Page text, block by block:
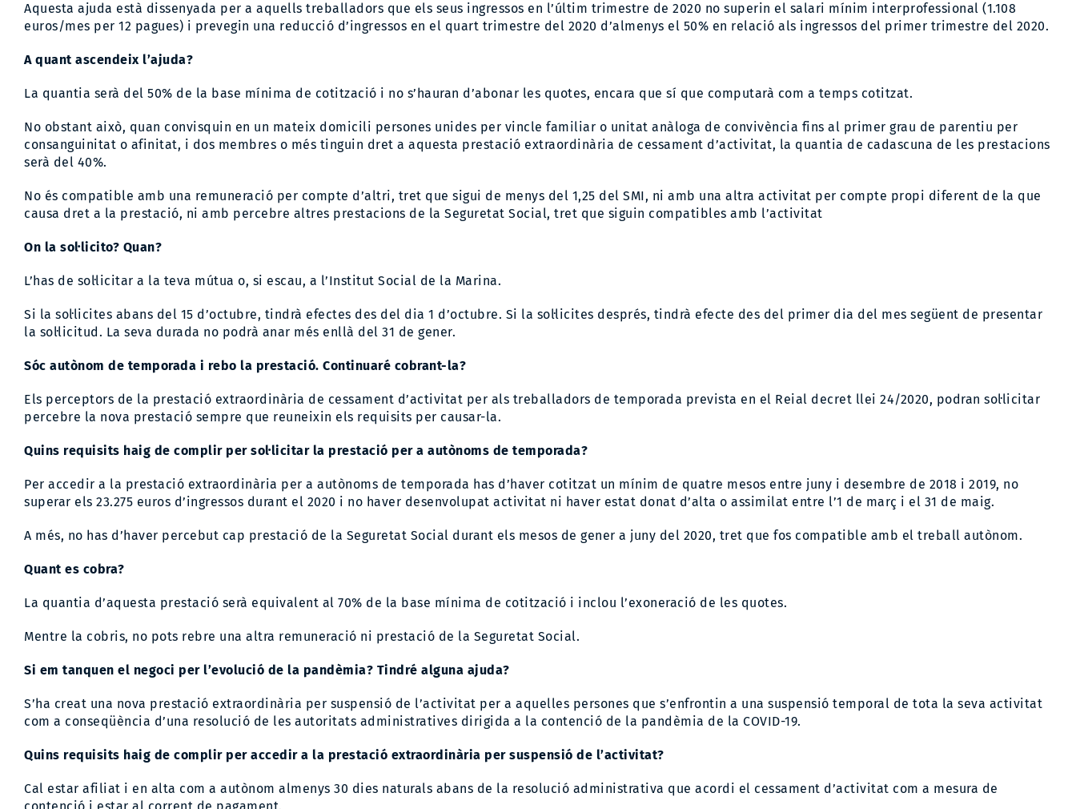
Aquesta ajuda està dissenyada per a aquells treballadors que els seus ingressos en l’últim trimestre de 2020 no superin el salari mínim interprofessional (1.108
euros/mes per 12 pagues) i prevegin una reducció d’ingressos en el quart trimestre del 2020 d’almenys el 50% en relació als ingressos del primer trimestre del 2020.
A quant ascendeix l’ajuda?
La quantia serà del 50% de la base mínima de cotització i no s’hauran d’abonar les quotes, encara que sí que computarà com a temps cotitzat.
No obstant això, quan convisquin en un mateix domicili persones unides per vincle familiar o unitat anàloga de convivència fins al primer grau de parentiu per
consanguinitat o afinitat, i dos membres o més tinguin dret a aquesta prestació extraordinària de cessament d’activitat, la quantia de cadascuna de les prestacions
serà del 40%.
No és compatible amb una remuneració per compte d’altri, tret que sigui de menys del 1,25 del SMI, ni amb una altra activitat per compte propi diferent de la que
causa dret a la prestació, ni amb percebre altres prestacions de la Seguretat Social, tret que siguin compatibles amb l’activitat
On la sol·licito? Quan?
L’has de sol·licitar a la teva mútua o, si escau, a l’Institut Social de la Marina.
Si la sol·licites abans del 15 d’octubre, tindrà efectes des del dia 1 d’octubre. Si la sol·licites després, tindrà efecte des del primer dia del mes següent de presentar
la sol·licitud. La seva durada no podrà anar més enllà del 31 de gener.
Sóc autònom de temporada i rebo la prestació. Continuaré cobrant-la?
Els perceptors de la prestació extraordinària de cessament d’activitat per als treballadors de temporada prevista en el Reial decret llei 24/2020, podran sol·licitar
percebre la nova prestació sempre que reuneixin els requisits per causar-la.
Quins requisits haig de complir per sol·licitar la prestació per a autònoms de temporada?
Per accedir a la prestació extraordinària per a autònoms de temporada has d’haver cotitzat un mínim de quatre mesos entre juny i desembre de 2018 i 2019, no
superar els 23.275 euros d’ingressos durant el 2020 i no haver desenvolupat activitat ni haver estat donat d’alta o assimilat entre l’1 de març i el 31 de maig.
A més, no has d’haver percebut cap prestació de la Seguretat Social durant els mesos de gener a juny del 2020, tret que fos compatible amb el treball autònom.
Quant es cobra?
La quantia d’aquesta prestació serà equivalent al 70% de la base mínima de cotització i inclou l’exoneració de les quotes.
Mentre la cobris, no pots rebre una altra remuneració ni prestació de la Seguretat Social.
Si em tanquen el negoci per l’evolució de la pandèmia? Tindré alguna ajuda?
S’ha creat una nova prestació extraordinària per suspensió de l’activitat per a aquelles persones que s’enfrontin a una suspensió temporal de tota la seva activitat
com a conseqüència d’una resolució de les autoritats administratives dirigida a la contenció de la pandèmia de la COVID-19.
Quins requisits haig de complir per accedir a la prestació extraordinària per suspensió de l’activitat?
Cal estar afiliat i en alta com a autònom almenys 30 dies naturals abans de la resolució administrativa que acordi el cessament d’activitat com a mesura de